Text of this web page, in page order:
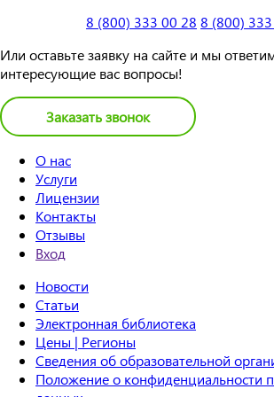
8 (800) 333 00 28 8 (800)
Или оставьте заявку на сайте и мы
интересующие вас вопросы!
Заказать звонок
О нас
Услуги
Лицензии
Контакты
Отзывы
Вход
Новости
Статьи
Электронная библиотека
Цены | Регионы
Сведения об образовательной
Положение о конфиденциальности